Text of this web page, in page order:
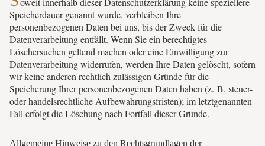
Speicherdauer genannt wurde, verbleiben Ihre
personenbezogenen Daten bei uns, bis der Zweck für die
Datenverarbeitung entfällt. Wenn Sie ein berechtigtes
Löschersuchen geltend machen oder eine Einwilligung zur
Datenverarbeitung widerrufen, werden Ihre Daten gelöscht, sofern
wir keine anderen rechtlich zulässigen Gründe für die
Speicherung Ihrer personenbezogenen Daten haben (z. B. steuer-
oder handelsrechtliche Aufbewahrungsfristen); im letztgenannten
Fall erfolgt die Löschung nach Fortfall dieser Gründe.
Allgemeine Hinweise zu den Rechtsgrundlagen der